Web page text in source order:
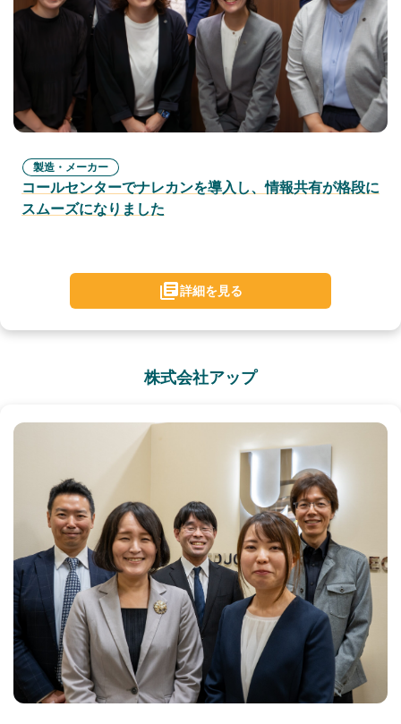
製造・メーカー
コールセンターでナレカンを導入し、情報共有が格段に
スムーズになりました
詳細を見る
株式会社アップ